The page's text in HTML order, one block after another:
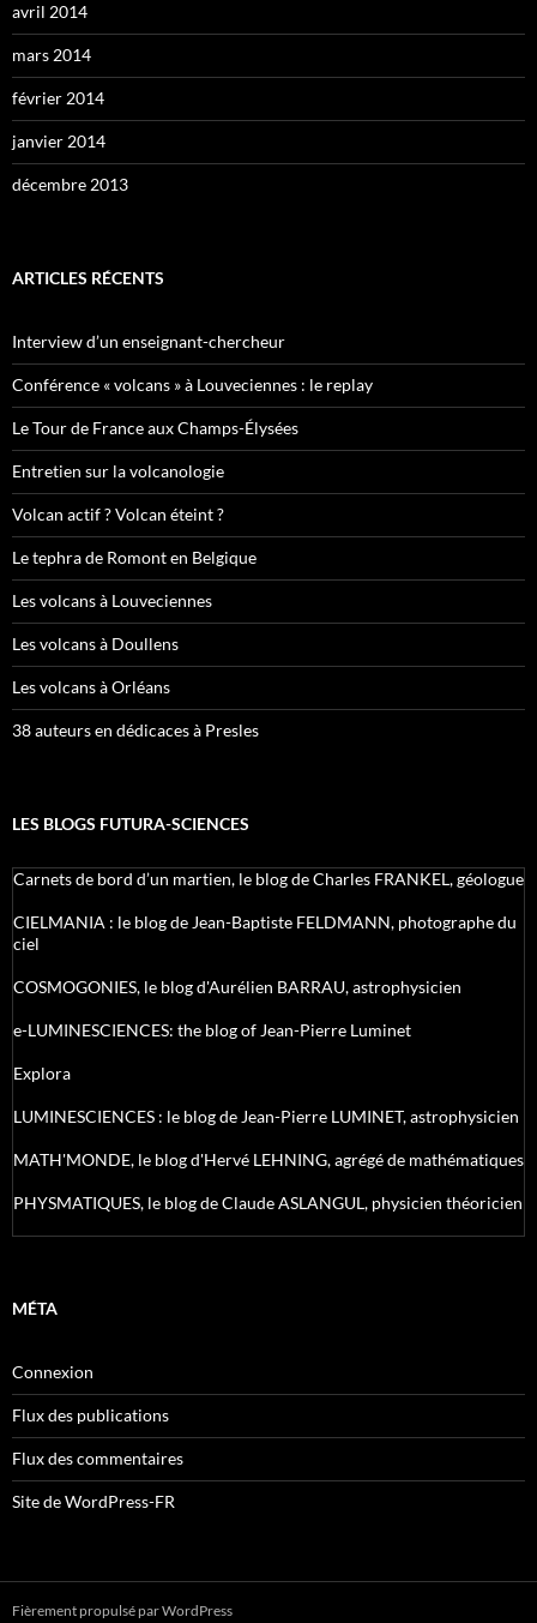
avril 2014
mars 2014
février 2014
janvier 2014
décembre 2013
ARTICLES RÉCENTS
Interview d’un enseignant-chercheur
Conférence « volcans » à Louveciennes : le replay
Le Tour de France aux Champs-Élysées
Entretien sur la volcanologie
Volcan actif ? Volcan éteint ?
Le tephra de Romont en Belgique
Les volcans à Louveciennes
Les volcans à Doullens
Les volcans à Orléans
38 auteurs en dédicaces à Presles
LES BLOGS FUTURA-SCIENCES
Carnets de bord d’un martien, le blog de Charles FRANKEL, géologue
CIELMANIA : le blog de Jean-Baptiste FELDMANN, photographe du
ciel
COSMOGONIES, le blog d'Aurélien BARRAU, astrophysicien
e-LUMINESCIENCES: the blog of Jean-Pierre Luminet
Explora
LUMINESCIENCES : le blog de Jean-Pierre LUMINET, astrophysicien
MATH'MONDE, le blog d'Hervé LEHNING, agrégé de mathématiques
PHYSMATIQUES, le blog de Claude ASLANGUL, physicien théoricien
MÉTA
Connexion
Flux des publications
Flux des commentaires
Site de WordPress-FR
Fièrement propulsé par WordPress